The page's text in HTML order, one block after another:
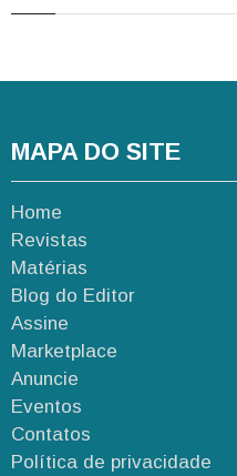
MAPA DO SITE
Home
Revistas
Matérias
Blog do Editor
Assine
Marketplace
Anuncie
Eventos
Contatos
Política de privacidade